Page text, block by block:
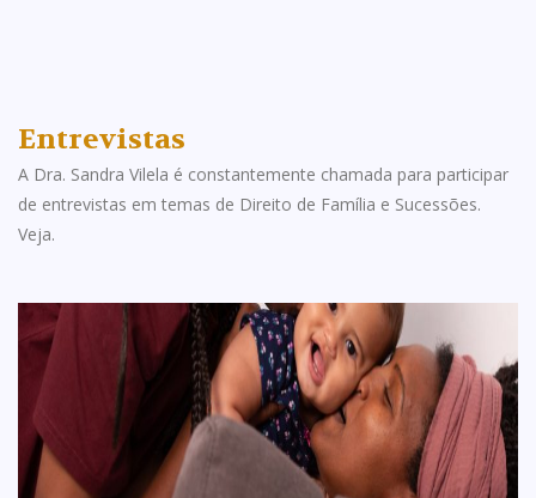
Entrevistas
A Dra. Sandra Vilela é constantemente chamada para participar
de entrevistas em temas de Direito de Família e Sucessões.
Veja.